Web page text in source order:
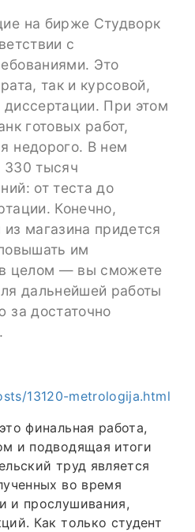
на бирже Студворк
с
Это
так и курсовой,
При этом
готовых работ,
недорого. В нем
330 тысяч
от теста до
Конечно,
магазина придется
им
целом — вы сможете
дальнейшей работы
за достаточно
13120-metrologija.html
финальная работа,
и подводящая итоги
труд является
во время
и прослушивания,
Как только студент